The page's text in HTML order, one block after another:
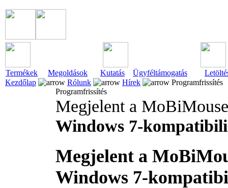
Termékek Megoldások Kutatás Ügyféltámogatás
Kezdőlap
Rólunk Hírek Programfrissítés
Programfrissítés
Megjelent a
Windows 7-
Megjelent a
Windows 7-